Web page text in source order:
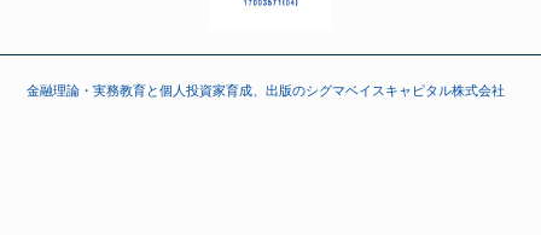
金融理論・実務教育と個人投資家育成、出版のシグマベイスキャピタル株式会社